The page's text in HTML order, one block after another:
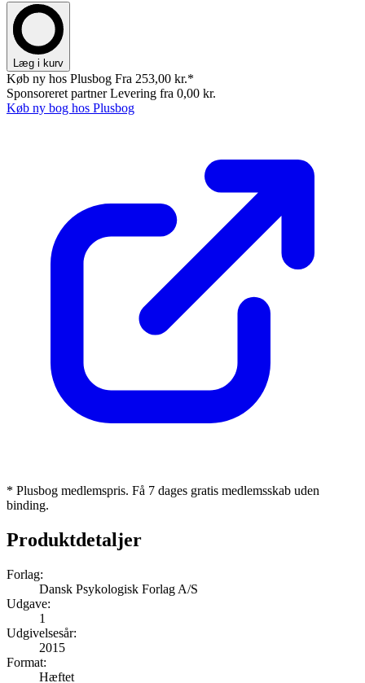
Læg i kurv
Køb ny hos Plusbog Fra 253,00 kr.*
Sponsoreret partnerLevering fra 0,00 kr.
Køb ny bog hos Plusbog
* Plusbog medlemspris. Få 7 dages gratis medlemsskab uden
binding.
Produktdetaljer
Forlag:
Dansk Psykologisk Forlag A/S
Udgave:
1
Udgivelsesår:
2015
Format:
Hæftet